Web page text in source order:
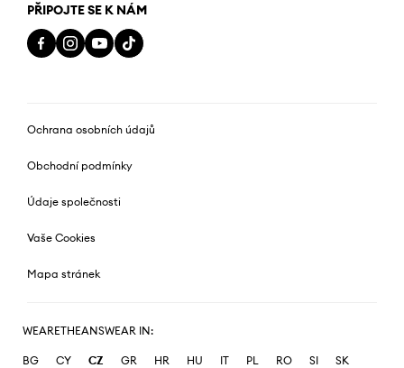
PŘIPOJTE SE K NÁM
Ochrana osobních údajů
Obchodní podmínky
Údaje společnosti
Vaše Cookies
Mapa stránek
WEARETHEANSWEAR IN:
BG CY CZ GR HR HU IT PL RO SI SK